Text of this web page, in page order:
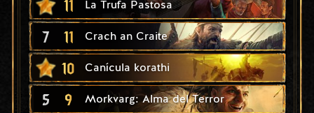
11 La Trufa Pastosa
7 11 Crach an Craite
10 Canícula korathi
5 9 Morkvarg: Alma del Terror